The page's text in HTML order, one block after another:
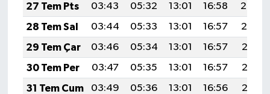
27 Tem Pts
03:43 05:32 13:01 16:58
20:20
28 Tem Sal
03:44 05:33 13:01 16:57
20:19
29 Tem Çar
03:46 05:34 13:01 16:57
20:18
30 Tem Per
03:47 05:35 13:01 16:57
20:17
31 Tem Cum
03:49 05:36 13:01 16:56
20:16